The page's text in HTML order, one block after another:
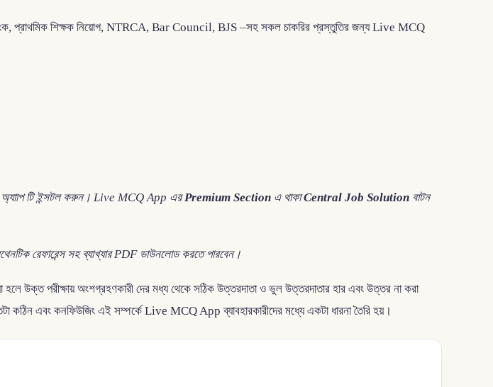
ব্যাংক, প্রাথমিক শিক্ষক নিয়োগ, NTRCA, Bar Council, BJS –সহ সকল চাকরির প্রস্তুতির জন্য Live MCQ
অ্যাাপ টি ইন্সটল করুন। Live MCQ App এরPremium Section এ থাকাCentral Job Solution বাটন
রেফারেন্স সহ ব্যাখ্যার PDF ডাউনলোড করতে পারবেন।
উক্ত পরীক্ষায় অংশগ্রহণকারী দের মধ্য থেকে সঠিক উত্তরদাতা ও ভুল উত্তরদাতার হার এবং উত্তর না করা
এবং কনফিউজিং এই সম্পর্কে Live MCQ App ব্যাবহারকারীদের মধ্যে একটা ধারনা তৈরি হয়।